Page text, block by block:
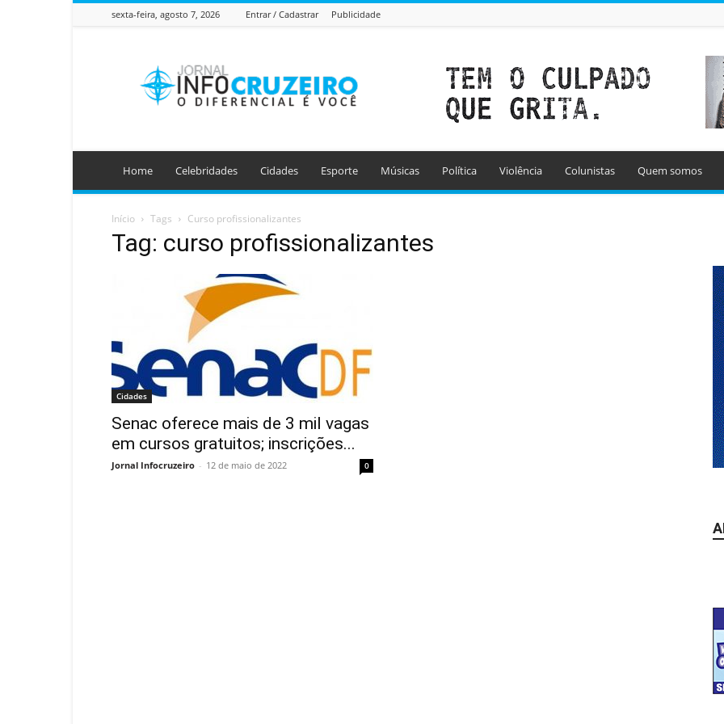
sexta-feira, agosto 7, 2026 Entrar / Cadastrar Publicidade
Info
Cruzeiro
Home Celebridades Cidades Esporte Músicas Política Violência Colunistas Quem somos
Início Tags Curso profissionalizantes
Tag: curso profissionalizantes
Cidades
Senac oferece mais de 3 mil vagas
em cursos gratuitos; inscrições...
Jornal Infocruzeiro - 12 de maio de 2022 0